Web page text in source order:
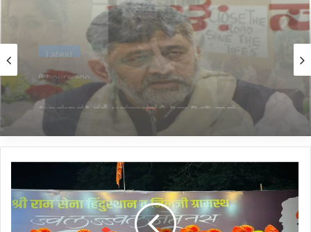
Politics
6 hours ago
*ಸಚಿವ ಸಂಪುಟದಲ್ಲಿ ಮಹಿಳೆಯರಿಗೆ ಸ್ಥಾನ ಸಿಗಲಿದೆ: ಸಿಎಂ
ಡಿ.ಕೆ.ಶಿವಕುಮಾರ್ ಭರವಸೆ*
ಹಿಂದೂ
ಧರ್ಮ
ರಕ್ಷಣೆಗೆ